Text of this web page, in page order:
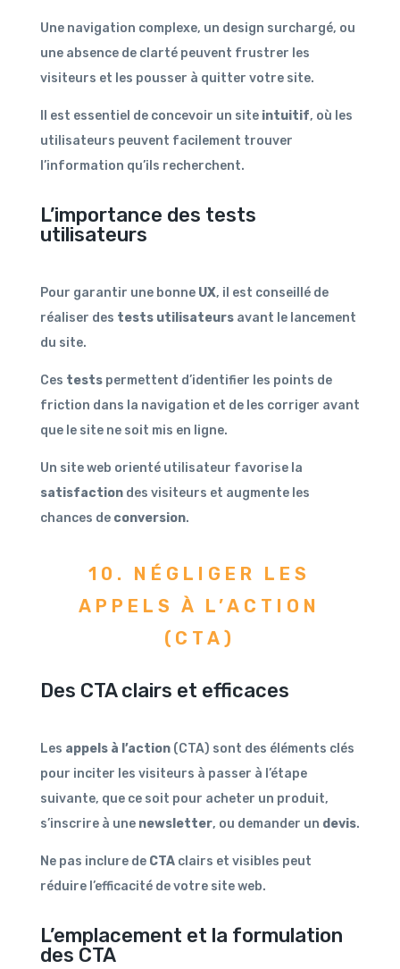
Une navigation complexe, un design surchargé, ou
une absence de clarté peuvent frustrer les
visiteurs et les pousser à quitter votre site.
Il est essentiel de concevoir un site intuitif, où les
utilisateurs peuvent facilement trouver
l’information qu’ils recherchent.
L’importance des tests
utilisateurs
Pour garantir une bonne UX, il est conseillé de
réaliser des tests utilisateursavant le lancement
du site.
Ces testspermettent d’identifier les points de
friction dans la navigation et de les corriger avant
que le site ne soit mis en ligne.
Un site web orienté utilisateur favorise la
satisfactiondes visiteurs et augmente les
chances de conversion.
10. NÉGLIGER LES
APPELS À L’ACTION
(CTA)
Des CTA clairs et efficaces
Les appels à l’action(CTA) sont des éléments clés
pour inciter les visiteurs à passer à l’étape
suivante, que ce soit pour acheter un produit,
s’inscrire à une newsletter, ou demander un devis.
Ne pas inclure de CTAclairs et visibles peut
réduire l’efficacité de votre site web.
L’emplacement et la formulation
des CTA